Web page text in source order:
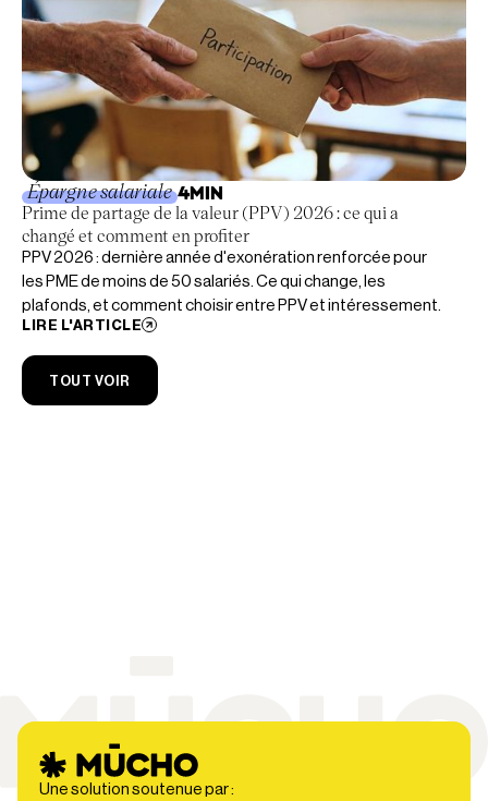
Épargne salariale 4MIN
Prime de partage de la valeur (PPV) 2026 : ce qui a
changé et comment en profiter
PPV 2026 : dernière année d'exonération renforcée pour
les PME de moins de 50 salariés. Ce qui change, les
plafonds, et comment choisir entre PPV et intéressement.
LIRE L'ARTICLE
TOUT VOIR
Une solution soutenue par :